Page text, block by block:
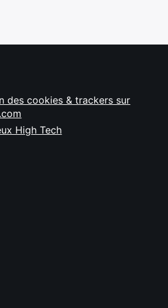
des cookies & trackers sur
High Tech